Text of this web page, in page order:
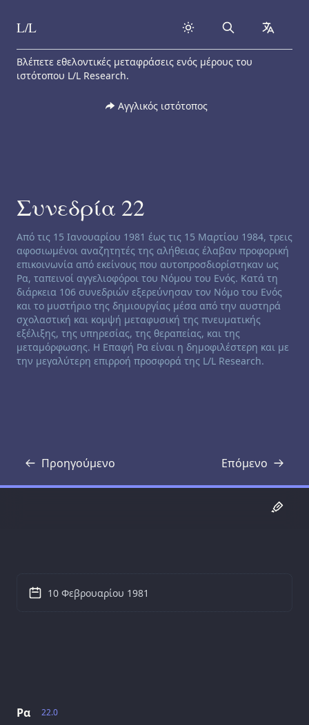
Skip to content
L/L Search
Βλέπετε εθελοντικές μεταφράσεις ενός μέρους του
ιστότοπου L/L Research.
Αγγλικός ιστότοπος
Συνεδρία 22
Channeling disclaimer:
Από τις 15 Ιανουαρίου 1981 έως τις 15 Μαρτίου 1984, τρεις
αφοσιωμένοι αναζητητές της αλήθειας έλαβαν προφορική
επικοινωνία από εκείνους που αυτοπροσδιορίστηκαν ως
Ρα, ταπεινοί αγγελιοφόροι του Νόμου του Ενός. Κατά τη
διάρκεια 106 συνεδριών εξερεύνησαν τον Νόμο του Ενός
και το μυστήριο της δημιουργίας μέσα από την αυστηρά
σχολαστική και κομψή μεταφυσική της πνευματικής
εξέλιξης, της υπηρεσίας, της θεραπείας, και της
μεταμόρφωσης. Η Επαφή Ρα είναι η δημοφιλέστερη και με
την μεγαλύτερη επιρροή προσφορά της L/L Research.
Προηγούμενο
Απομαγνητοφώνηση Επόμενο
22.0
Ρα
10 Φεβρουαρίου 1981